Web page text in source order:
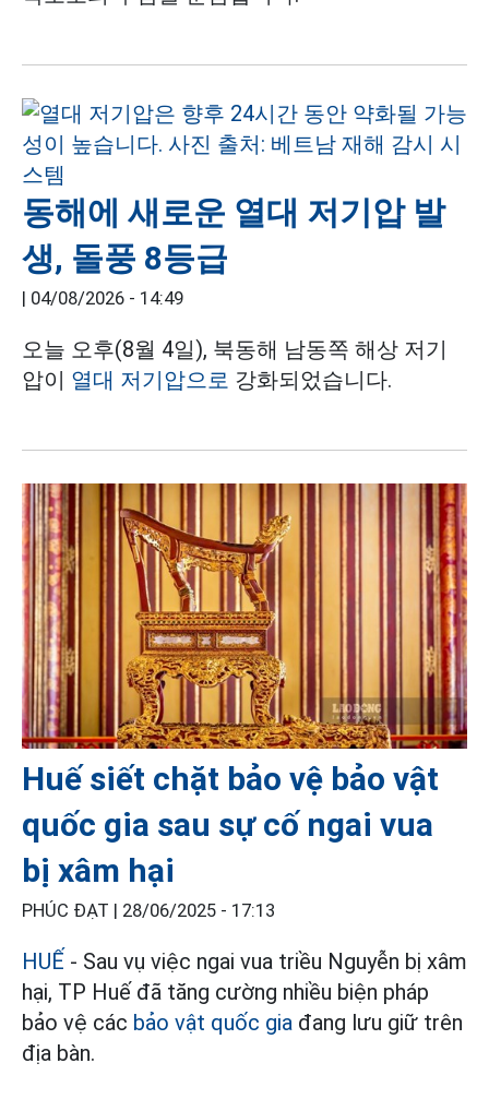
동해에 새로운 열대 저기압 발
생, 돌풍 8등급
| 04/08/2026 - 14:49
오늘 오후(8월 4일), 북동해 남동쪽 해상 저기
압이 열대 저기압으로 강화되었습니다.
Huế siết chặt bảo vệ bảo vật
quốc gia sau sự cố ngai vua
bị xâm hại
PHÚC ĐẠT | 28/06/2025 - 17:13
HUẾ - Sau vụ việc ngai vua triều Nguyễn bị xâm
hại, TP Huế đã tăng cường nhiều biện pháp
bảo vệ các bảo vật quốc gia đang lưu giữ trên
địa bàn.